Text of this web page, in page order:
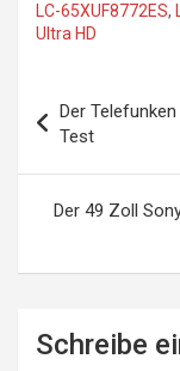
LC-65XUF8772ES,
Ultra HD
Der
Test
Der 49 Zoll
Schreibe